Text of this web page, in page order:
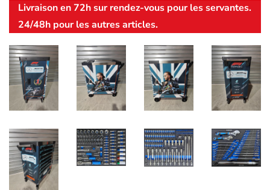
Livraison en 72h sur rendez-vous pour les servantes.
24/48h pour les autres articles.